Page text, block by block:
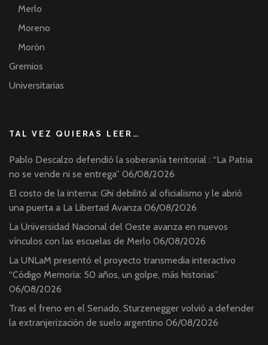
Merlo
Moreno
Morón
Gremios
Universitarias
TAL VEZ QUIERAS LEER…
Pablo Descalzo defendió la soberanía territorial : “La Patria
no se vende ni se entrega” 06/08/2026
El costo de la interna: Ghi debilitó al oficialismo y le abrió
una puerta a La Libertad Avanza 06/08/2026
La Universidad Nacional del Oeste avanza en nuevos
vínculos con las escuelas de Merlo 06/08/2026
La UNLaM presentó el proyecto transmedia interactivo
“Código Memoria: 50 años, un golpe, más historias”
06/08/2026
Tras el freno en el Senado, Sturzenegger volvió a defender
la extranjerización de suelo argentino 06/08/2026